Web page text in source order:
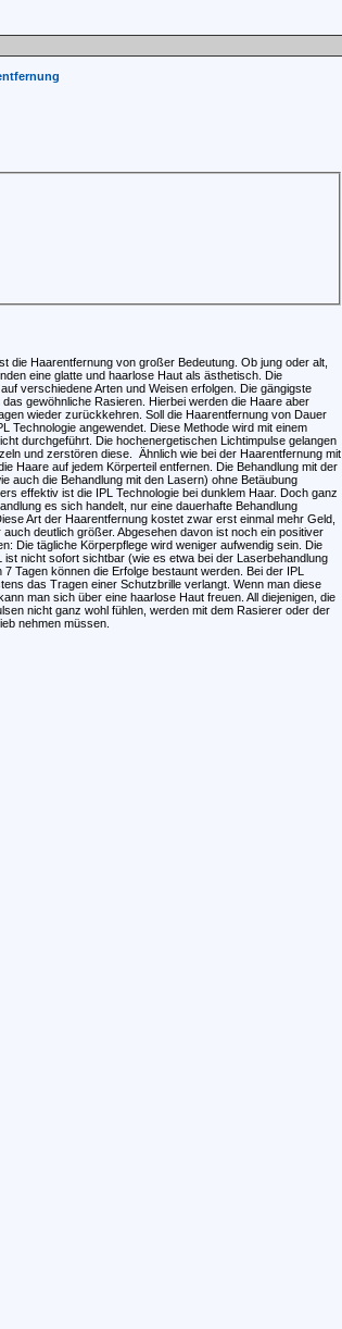
die Haarentfernung von großer Bedeutung. Ob jung oder alt,
eine glatte und haarlose Haut als ästhetisch. Die
verschiedene Arten und Weisen erfolgen. Die gängigste
gewöhnliche Rasieren. Hierbei werden die Haare aber
wieder zurückkehren. Soll die Haarentfernung von Dauer
Technologie angewendet. Diese Methode wird mit einem
durchgeführt. Die hochenergetischen Lichtimpulse gelangen
und zerstören diese. Ähnlich wie bei der Haarentfernung mit
Haare auf jedem Körperteil entfernen. Die Behandlung mit der
auch die Behandlung mit den Lasern) ohne Betäubung
effektiv ist die IPL Technologie bei dunklem Haar. Doch ganz
es sich handelt, nur eine dauerhafte Behandlung
Art der Haarentfernung kostet zwar erst einmal mehr Geld,
auch deutlich größer. Abgesehen davon ist noch ein positiver
Die tägliche Körperpflege wird weniger aufwendig sein. Die
ist nicht sofort sichtbar (wie es etwa bei der Laserbehandlung
Tagen können die Erfolge bestaunt werden. Bei der IPL
das Tragen einer Schutzbrille verlangt. Wenn man diese
man sich über eine haarlose Haut freuen. All diejenigen, die
nicht ganz wohl fühlen, werden mit dem Rasierer oder der
nehmen müssen.